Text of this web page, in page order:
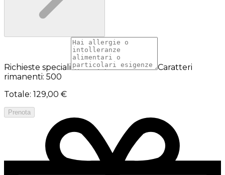
Richieste speciali
Caratteri
rimanenti: 500
Totale: 129,00 €
Prenota